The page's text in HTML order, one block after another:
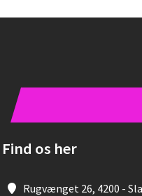
Find os her
Rugvænget 26, 4200 -